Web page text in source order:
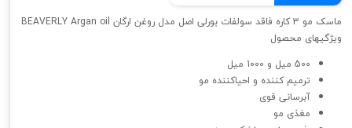
ماسک مو 3 کاره فاقد سولفات بورلی اصل مدل روغن ارگان BEAVERLY Argan oil
ویژگیهای محصول
500 میل و 1000 میل
ترمیم کننده و احیاکننده مو
آبرسانی قوی
مغذی مو